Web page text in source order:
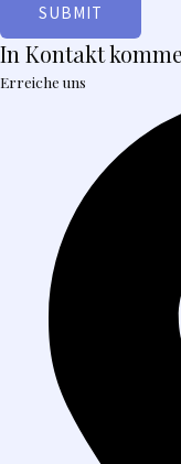
SUBMIT
In Kontakt
Erreiche uns